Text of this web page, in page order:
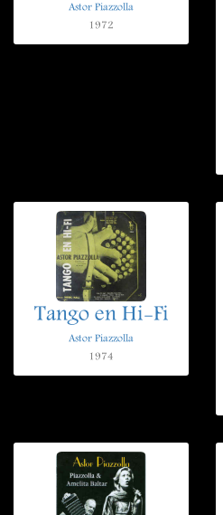
Astor Piazzolla
1972
Tango en Hi-Fi
Astor Piazzolla
1974